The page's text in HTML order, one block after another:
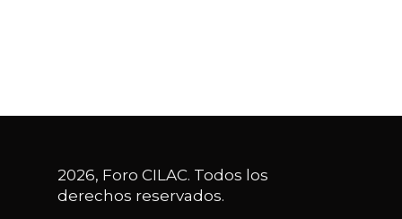
2026, Foro CILAC. Todos los
derechos reservados.